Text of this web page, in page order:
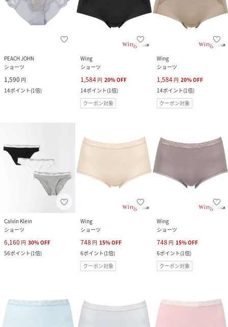
PEACH JOHN
ショーツ
1,590 円
14ポイント(1倍)
Wing
ショーツ
1,584 円 20%OFF
14ポイント(1倍)
クーポン対象
Wing
ショーツ
1,584 円 20%OFF
14ポイント(1倍)
クーポン対象
Calvin Klein
ショーツ
6,160 円 30%OFF
56ポイント(1倍)
Wing
ショーツ
748 円 15%OFF
6ポイント(1倍)
クーポン対象
Wing
ショーツ
748 円 15%OFF
6ポイント(1倍)
クーポン対象